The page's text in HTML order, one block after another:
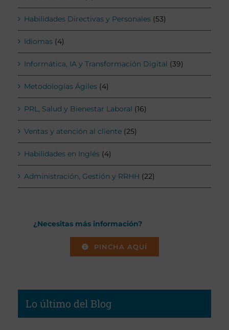
Habilidades Directivas y Personales (53)
Idiomas (4)
Informática, IA y Transformación Digital (39)
Metodologías Ágiles (4)
PRL, Salud y Bienestar Laboral (16)
Ventas y atención al cliente (25)
Habilidades en Inglés (4)
Administración, Gestión y RRHH (22)
¿Necesitas más información?
PINCHA AQUÍ
Lo último del Blog